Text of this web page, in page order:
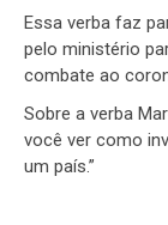
Essa verba faz
pelo ministério
combate ao
Sobre a verba
você ver como
um país.”